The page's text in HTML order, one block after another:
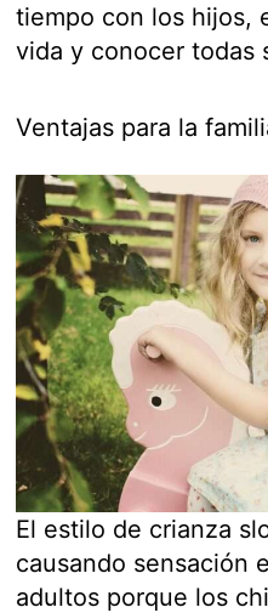
tiempo con los hijos,
vida y conocer todas
Ventajas para la
El estilo de crianza
causando sensación
adultos porque los